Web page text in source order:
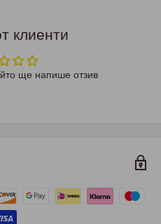
клиенти
ще напише отзив